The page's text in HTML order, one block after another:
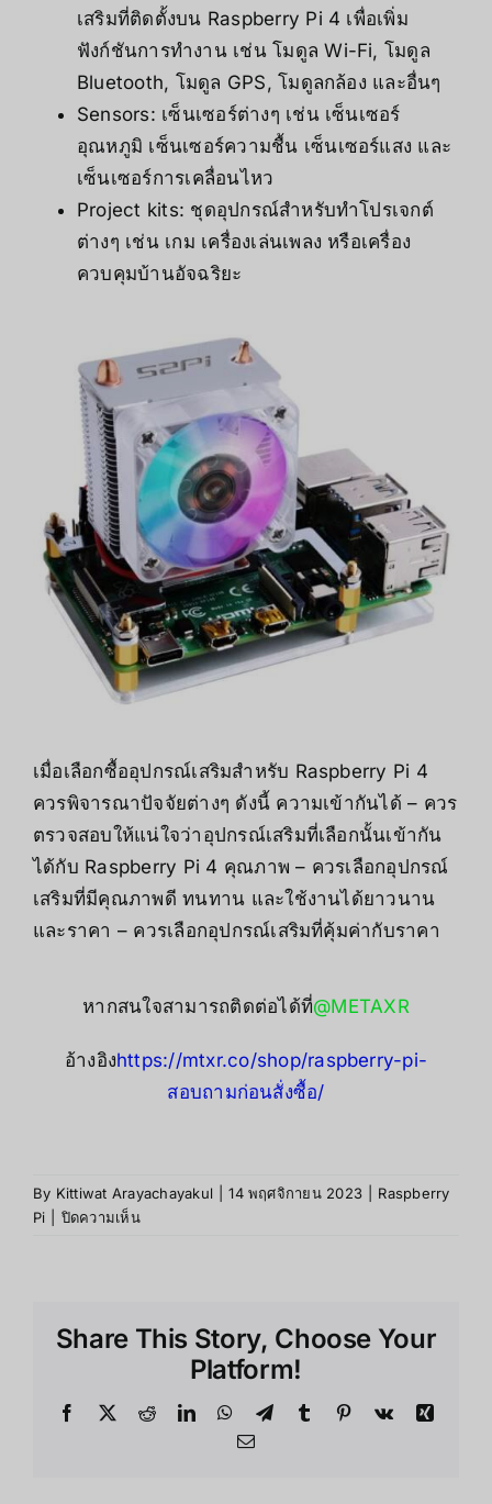
เสริมที่ติดตั้งบน Raspberry Pi 4 เพื่อเพิ่ม
ฟังก์ชันการทำงาน เช่น โมดูล Wi-Fi, โมดูล
Bluetooth, โมดูล GPS, โมดูลกล้อง และอื่นๆ
Sensors: เซ็นเซอร์ต่างๆ เช่น เซ็นเซอร์
อุณหภูมิ เซ็นเซอร์ความชื้น เซ็นเซอร์แสง และ
เซ็นเซอร์การเคลื่อนไหว
Project kits: ชุดอุปกรณ์สำหรับทำโปรเจกต์
ต่างๆ เช่น เกม เครื่องเล่นเพลง หรือเครื่อง
ควบคุมบ้านอัจฉริยะ
เมื่อเลือกซื้ออุปกรณ์เสริมสำหรับ Raspberry Pi 4
ควรพิจารณาปัจจัยต่างๆ ดังนี้ ความเข้ากันได้ – ควร
ตรวจสอบให้แน่ใจว่าอุปกรณ์เสริมที่เลือกนั้นเข้ากัน
ได้กับ Raspberry Pi 4 คุณภาพ – ควรเลือกอุปกรณ์
เสริมที่มีคุณภาพดี ทนทาน และใช้งานได้ยาวนาน
และราคา – ควรเลือกอุปกรณ์เสริมที่คุ้มค่ากับราคา
หากสนใจสามารถติดต่อได้ที่@METAXR
อ้างอิงhttps://mtxr.co/shop/raspberry-pi-
สอบถามก่อนสั่งซื้อ/
By Kittiwat Arayachayakul 14 พฤศจิกายน 2023
Raspberry
Pi
ปิดความเห็นบน
อะไร
Share This Story, Choose Your
Platform!
Facebook
X RedditLinkedInWhatsApp
TelegramTumblr Pinterest
Vk
Xing
Email